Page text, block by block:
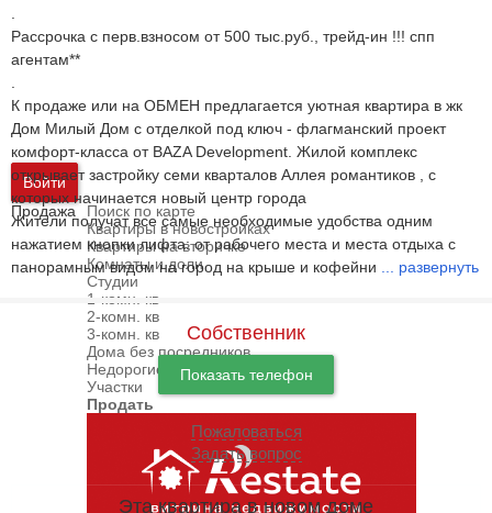
Войти
Продажа
Поиск по карте
Квартиры в новостройках
Квартиры на вторичке
Комнаты и доли
Студии
1-комн. кв
2-комн. кв
3-комн. кв
Дома без посредников
Недорогие дома
Участки
Продать
Рассрочка с перв.взносом от 500 тыс.руб., трейд-ин !!! спп
агентам**
К продаже или на ОБМЕН предлагается уютная квартира в жк
Дом Милый Дом с отделкой под ключ - флагманский проект
комфорт-класса от BAZA Development. Жилой комплекс
открывает застройку семи кварталов Аллея романтиков , с
которых начинается новый центр города
Жители получат все самые необходимые удобства одним
нажатием кнопки лифта: от рабочего места и места отдыха с
панорамным видом на город на крыше и кофейни
развернуть
Собственник
Показать телефон
Пожаловаться
Задать вопрос
Эта квартира в новом доме